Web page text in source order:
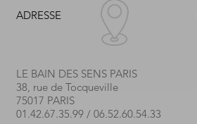
ADRESSE
LE BAIN DES SENS PARIS
38, rue de Tocqueville
75017 PARIS
01.42.67.35.99 / 06.52.60.54.33